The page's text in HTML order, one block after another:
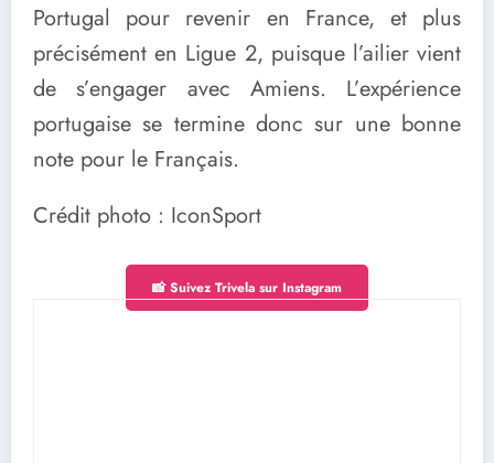
Portugal pour revenir en France, et plus
précisément en Ligue 2, puisque l’ailier vient
de s’engager avec Amiens. L’expérience
portugaise se termine donc sur une bonne
note pour le Français.
Crédit photo : IconSport
📸 Suivez Trivela sur Instagram